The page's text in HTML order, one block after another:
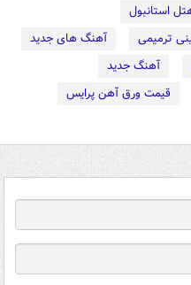
استانبول
ترمیمی
آهنگ های جدید
آهنگ جدید
قیمت ورق آهن پرایس